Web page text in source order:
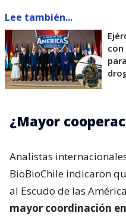
Lee también...
con
¿Mayor
Analistas
BioBioChile indicaron
al Escudo de las
mayor coordinación